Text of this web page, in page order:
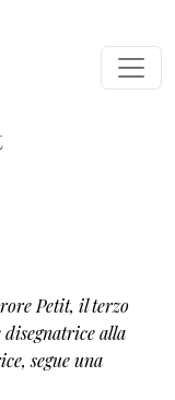
Petit, il terzo
alla
segue una